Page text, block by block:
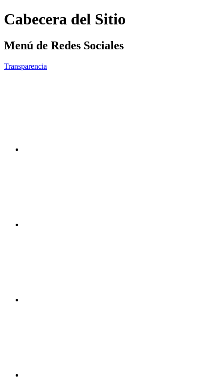
Cabecera del Sitio
Menú de Redes Sociales
Transparencia